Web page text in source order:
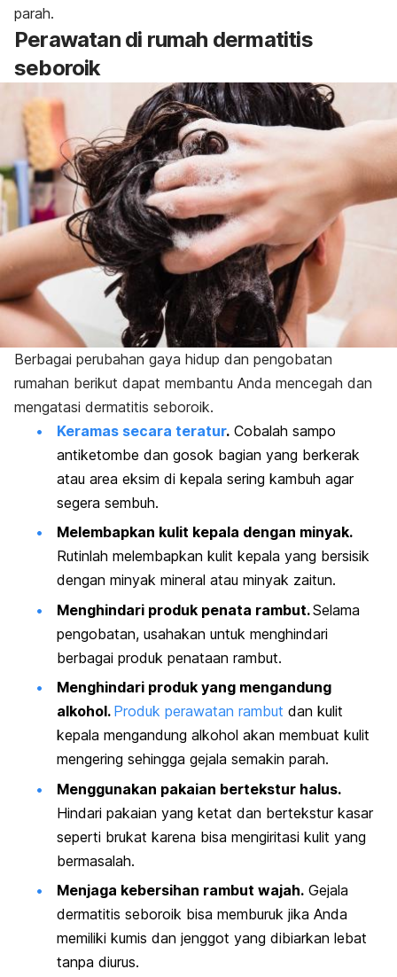
parah.
Perawatan di rumah dermatitis
seboroik
Berbagai perubahan gaya hidup dan pengobatan
rumahan berikut dapat membantu Anda mencegah dan
mengatasi dermatitis seboroik.
Keramas secara teratur. Cobalah sampo
antiketombe dan gosok bagian yang berkerak
atau area eksim di kepala sering kambuh agar
segera sembuh.
Melembapkan kulit kepala dengan minyak.
Rutinlah melembapkan kulit kepala yang bersisik
dengan minyak mineral atau minyak zaitun.
Menghindari produk penata rambut.Selama
pengobatan, usahakan untuk menghindari
berbagai produk penataan rambut.
Menghindari produk yang mengandung
alkohol. Produk perawatan rambut dan kulit
kepala mengandung alkohol akan membuat kulit
mengering sehingga gejala semakin parah.
Menggunakan pakaian bertekstur halus.
Hindari pakaian yang ketat dan bertekstur kasar
seperti brukat karena bisa mengiritasi kulit yang
bermasalah.
Menjaga kebersihan rambut wajah. Gejala
dermatitis seboroik bisa memburuk jika Anda
memiliki kumis dan jenggot yang dibiarkan lebat
tanpa diurus.